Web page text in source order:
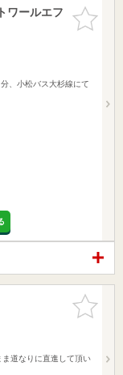
お気に入
りに追加
ールエフ
、小松バス大杉線にて
お気に入
りに追加
道なりに直進して頂い